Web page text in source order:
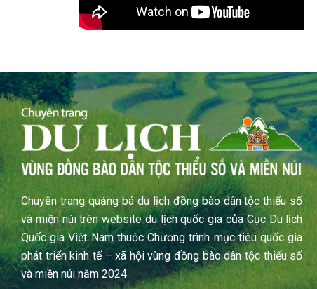
Chuyên trang quảng bá du lịch đồng bào dân tộc thiểu số
và miền núi trên website du lịch quốc gia của Cục Du lịch
Quốc gia Việt Nam thuộc Chương trình mục tiêu quốc gia
phát triển kinh tế – xã hội vùng đồng bào dân tộc thiểu số
và miền núi năm 2024